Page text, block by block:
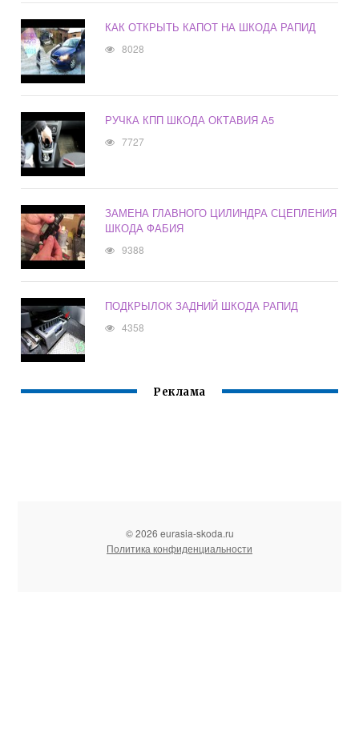
КАК ОТКРЫТЬ КАПОТ НА ШКОДА РАПИД
8028
РУЧКА КПП ШКОДА ОКТАВИЯ А5
7727
ЗАМЕНА ГЛАВНОГО ЦИЛИНДРА СЦЕПЛЕНИЯ
ШКОДА ФАБИЯ
9388
ПОДКРЫЛОК ЗАДНИЙ ШКОДА РАПИД
4358
Реклама
© 2026 eurasia-skoda.ru
Политика конфиденциальности